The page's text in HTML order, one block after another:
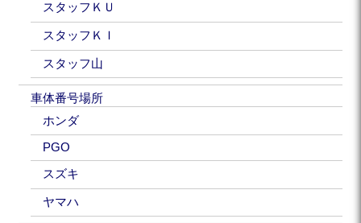
スタッフＫＵ
スタッフＫＩ
スタッフ山
車体番号場所
ホンダ
PGO
スズキ
ヤマハ